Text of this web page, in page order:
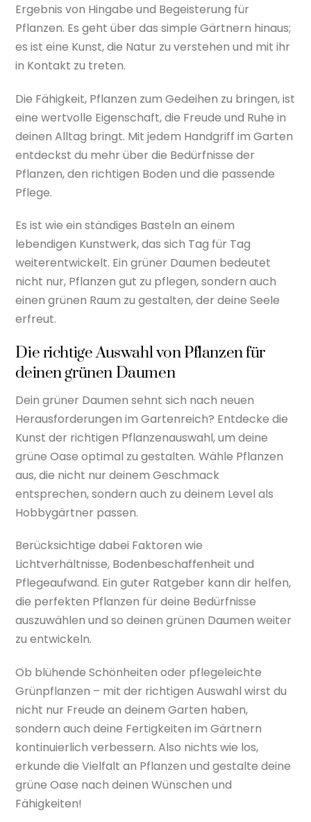
Ergebnis von Hingabe und Begeisterung für
Pflanzen. Es geht über das simple Gärtnern hinaus;
es ist eine Kunst, die Natur zu verstehen und mit ihr
in Kontakt zu treten.
Die Fähigkeit, Pflanzen zum Gedeihen zu bringen, ist
eine wertvolle Eigenschaft, die Freude und Ruhe in
deinen Alltag bringt. Mit jedem Handgriff im Garten
entdeckst du mehr über die Bedürfnisse der
Pflanzen, den richtigen Boden und die passende
Pflege.
Es ist wie ein ständiges Basteln an einem
lebendigen Kunstwerk, das sich Tag für Tag
weiterentwickelt. Ein grüner Daumen bedeutet
nicht nur, Pflanzen gut zu pflegen, sondern auch
einen grünen Raum zu gestalten, der deine Seele
erfreut.
Die richtige Auswahl von Pflanzen für
deinen grünen Daumen
Dein grüner Daumen sehnt sich nach neuen
Herausforderungen im Gartenreich? Entdecke die
Kunst der richtigen Pflanzenauswahl, um deine
grüne Oase optimal zu gestalten. Wähle Pflanzen
aus, die nicht nur deinem Geschmack
entsprechen, sondern auch zu deinem Level als
Hobbygärtner passen.
Berücksichtige dabei Faktoren wie
Lichtverhältnisse, Bodenbeschaffenheit und
Pflegeaufwand. Ein guter Ratgeber kann dir helfen,
die perfekten Pflanzen für deine Bedürfnisse
auszuwählen und so deinen grünen Daumen weiter
zu entwickeln.
Ob blühende Schönheiten oder pflegeleichte
Grünpflanzen – mit der richtigen Auswahl wirst du
nicht nur Freude an deinem Garten haben,
sondern auch deine Fertigkeiten im Gärtnern
kontinuierlich verbessern. Also nichts wie los,
erkunde die Vielfalt an Pflanzen und gestalte deine
grüne Oase nach deinen Wünschen und
Fähigkeiten!